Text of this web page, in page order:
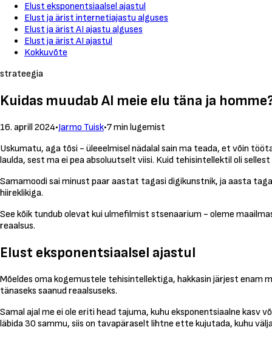
Elust eksponentsiaalsel ajastul
Elust ja ärist internetiajastu alguses
Elust ja ärist AI ajastu alguses
Elust ja ärist AI ajastul
Kokkuvõte
strateegia
Kuidas muudab AI meie elu täna ja
16. aprill 2024•Jarmo Tuisk•7 min lugemist
Uskumatu, aga tõsi - üleeelmisel nädalal sain ma teada, et võin
laulda, sest ma ei pea absoluutselt viisi. Kuid tehisintellektil oli
Samamoodi sai minust paar aastat tagasi digikunstnik, ja aasta
hiireklikiga.
See kõik tundub olevat kui ulmefilmist stsenaarium - oleme
reaalsus.
Elust eksponentsiaalsel ajastul
Mõeldes oma kogemustele tehisintellektiga, hakkasin järjest enam
tänaseks saanud reaalsuseks.
Samal ajal me ei ole eriti head tajuma, kuhu eksponentsiaalne kasv
läbida 30 sammu, siis on tavapäraselt lihtne ette kujutada, kuhu